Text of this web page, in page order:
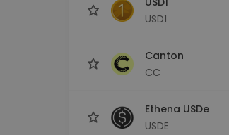
USD1
Canton
CC
Ethena USDe
USDE